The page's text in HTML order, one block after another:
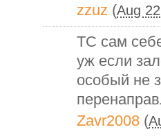
zzuz (Aug
ТС сам
уж если
особый не
Zavr2008 (